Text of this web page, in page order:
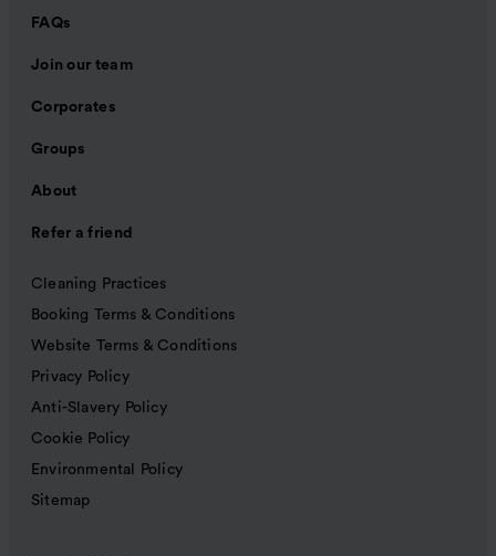
FAQs
Join our team
Corporates
Groups
About
Refer a friend
Cleaning Practices
Booking Terms & Conditions
Website Terms & Conditions
Privacy Policy
Anti-Slavery Policy
Cookie Policy
Environmental Policy
Sitemap